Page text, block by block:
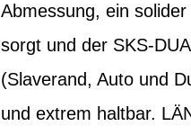
Abmessung, ein
sorgt und der SKS-
(Slaverand, Auto und
und extrem haltbar.